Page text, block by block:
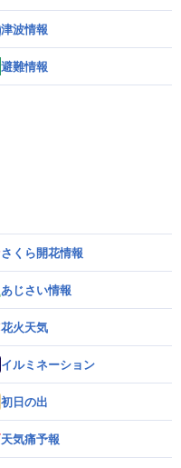
津波情報
避難情報
さくら開花情報
あじさい情報
花火天気
イルミネーション
初日の出
天気痛予報